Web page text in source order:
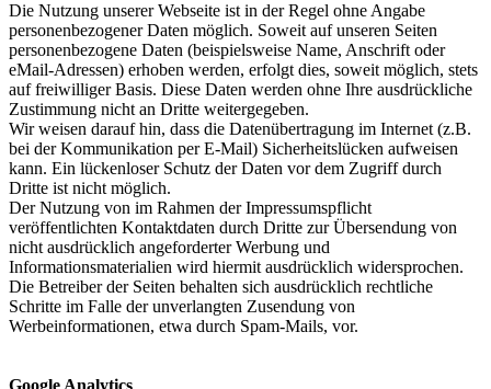
Die Nutzung unserer Webseite ist in der Regel ohne Angabe
personenbezogener Daten möglich. Soweit auf unseren Seiten
personenbezogene Daten (beispielsweise Name, Anschrift oder
eMail-Adressen) erhoben werden, erfolgt dies, soweit möglich, stets
auf freiwilliger Basis. Diese Daten werden ohne Ihre ausdrückliche
Zustimmung nicht an Dritte weitergegeben.
Wir weisen darauf hin, dass die Datenübertragung im Internet (z.B.
bei der Kommunikation per E-Mail) Sicherheitslücken aufweisen
kann. Ein lückenloser Schutz der Daten vor dem Zugriff durch
Dritte ist nicht möglich.
Der Nutzung von im Rahmen der Impressumspflicht
veröffentlichten Kontaktdaten durch Dritte zur Übersendung von
nicht ausdrücklich angeforderter Werbung und
Informationsmaterialien wird hiermit ausdrücklich widersprochen.
Die Betreiber der Seiten behalten sich ausdrücklich rechtliche
Schritte im Falle der unverlangten Zusendung von
Werbeinformationen, etwa durch Spam-Mails, vor.